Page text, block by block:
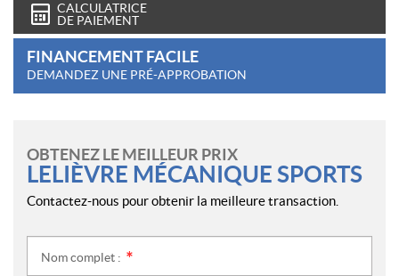
CALCULATRICE
DE PAIEMENT
FINANCEMENT FACILE
DEMANDEZ UNE PRÉ-APPROBATION
OBTENEZ LE MEILLEUR PRIX
LELIÈVRE MÉCANIQUE SPORTS
Contactez-nous pour obtenir la meilleure transaction.
Nom complet :